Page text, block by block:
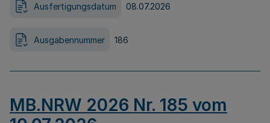
Ausfertigungsdatum 08.07.2026
Ausgabennummer 186
MB.NRW 2026 Nr. 185 vom